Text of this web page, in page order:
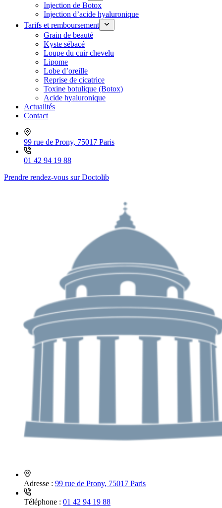
Injection de Botox
Injection d’acide hyaluronique
Tarifs et remboursement
Grain de beauté
Kyste sébacé
Loupe du cuir chevelu
Lipome
Lobe d’oreille
Reprise de cicatrice
Toxine botulique (Botox)
Acide hyaluronique
Actualités
Contact
99 rue de Prony, 75017 Paris
01 42 94 19 88
Prendre rendez-vous sur Doctolib
Adresse : 99 rue de Prony, 75017 Paris
Téléphone : 01 42 94 19 88